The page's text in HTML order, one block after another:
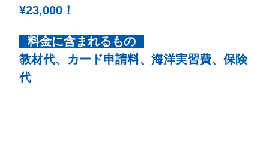
¥23,000！
料金に含まれるもの
教材代、カード申請料、海洋実習費、保険
代